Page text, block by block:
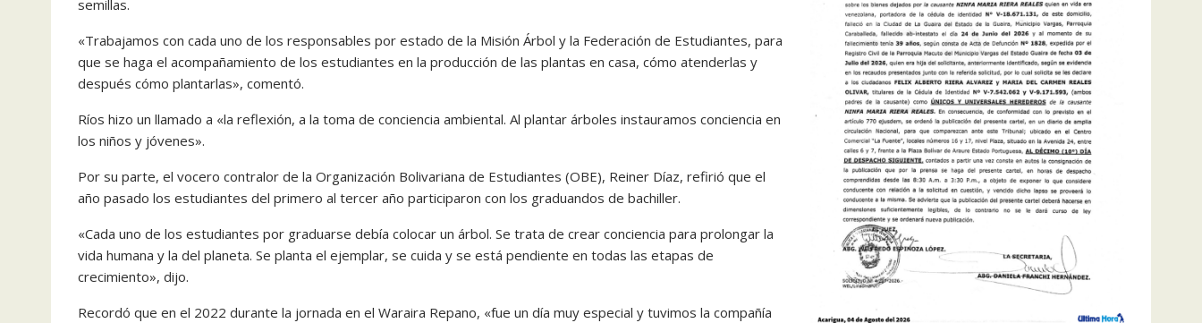
semillas.
«Trabajamos con cada uno de los responsables por estado de la Misión Árbol y la Federación de Estudiantes, para
que se haga el acompañamiento de los estudiantes en la producción de las plantas en casa, cómo atenderlas y
después cómo plantarlas», comentó.
Ríos hizo un llamado a «la reflexión, a la toma de conciencia ambiental. Al plantar árboles instauramos conciencia en
los niños y jóvenes».
Por su parte, el vocero contralor de la Organización Bolivariana de Estudiantes (OBE), Reiner Díaz, refirió que el
año pasado los estudiantes del primero al tercer año participaron con los graduandos de bachiller.
«Cada uno de los estudiantes por graduarse debía colocar un árbol. Se trata de crear conciencia para prolongar la
vida humana y la del planeta. Se planta el ejemplar, se cuida y se está pendiente en todas las etapas de
crecimiento», dijo.
Recordó que en el 2022 durante la jornada en el Waraira Repano, «fue un día muy especial y tuvimos la compañía